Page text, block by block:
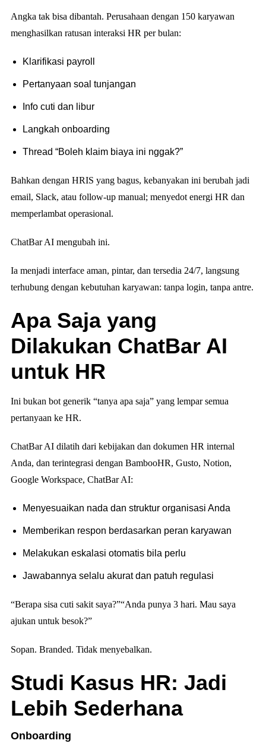
Angka tak bisa dibantah. Perusahaan dengan 150 karyawan
menghasilkan ratusan interaksi HR per bulan:
Klarifikasi payroll
Pertanyaan soal tunjangan
Info cuti dan libur
Langkah onboarding
Thread “Boleh klaim biaya ini nggak?”
Bahkan dengan HRIS yang bagus, kebanyakan ini berubah jadi
email, Slack, atau follow-up manual; menyedot energi HR dan
memperlambat operasional.
ChatBar AI mengubah ini.
Ia menjadi interface aman, pintar, dan tersedia 24/7, langsung
terhubung dengan kebutuhan karyawan: tanpa login, tanpa antre.
Apa Saja yang
Dilakukan ChatBar AI
untuk HR
Ini bukan bot generik “tanya apa saja” yang lempar semua
pertanyaan ke HR.
ChatBar AI dilatih dari kebijakan dan dokumen HR internal
Anda, dan terintegrasi dengan BambooHR, Gusto, Notion,
Google Workspace, ChatBar AI:
Menyesuaikan nada dan struktur organisasi Anda
Memberikan respon berdasarkan peran karyawan
Melakukan eskalasi otomatis bila perlu
Jawabannya selalu akurat dan patuh regulasi
“Berapa sisa cuti sakit saya?”“Anda punya 3 hari. Mau saya
ajukan untuk besok?”
Sopan. Branded. Tidak menyebalkan.
Studi Kasus HR: Jadi
Lebih Sederhana
Onboarding